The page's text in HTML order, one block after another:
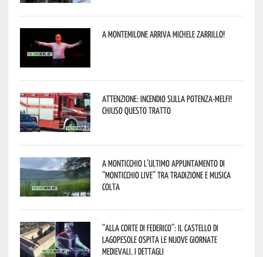
A Montemilone arriva Michele Zarrillo!
Attenzione: incendio sulla Potenza-Melfi!
Chiuso questo tratto
A Monticchio l’ultimo appuntamento di
“Monticchio Live” tra tradizione e musica
colta
“Alla corte di Federico”: il Castello di
Lagopesole ospita le nuove Giornate
Medievali. I dettagli